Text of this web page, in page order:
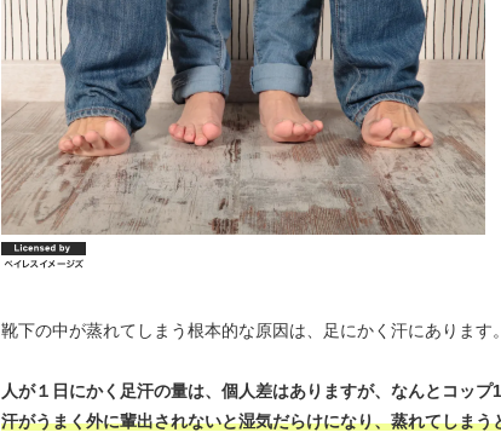
靴下の中が蒸れてしまう根本的な原因は、足にかく汗にあります。
人が１日にかく足汗の量は、個人差はありますが、なんとコップ
汗がうまく外に輩出されないと湿気だらけになり、蒸れてしまう